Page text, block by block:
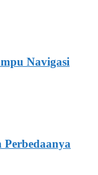
Navigasi